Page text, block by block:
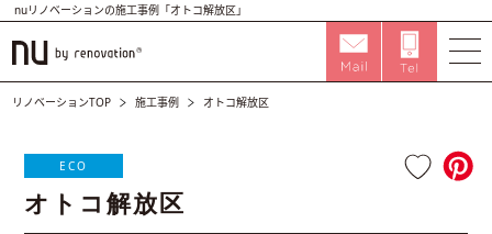
nuリノベーションの施工事例「オトコ解放区」
リノベーションTOP 施工事例 オトコ解放区
ECO
オトコ解放区